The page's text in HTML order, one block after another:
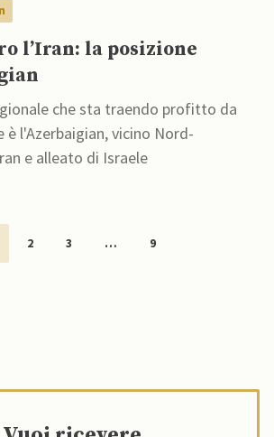
l’Iran: la posizione
che sta traendo profitto da
è l'Azerbaigian, vicino Nord-
e alleato di Israele
2 3 … 9